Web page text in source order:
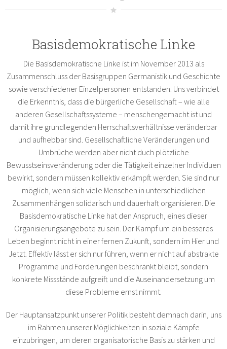
Basisdemokratische Linke
Die Basisdemokratische Linke ist im November 2013 als
Zusammenschluss der Basisgruppen Germanistik und Geschichte
sowie verschiedener Einzelpersonen entstanden. Uns verbindet
die Erkenntnis, dass die bürgerliche Gesellschaft – wie alle
anderen Gesellschaftssysteme – menschengemacht ist und
damit ihre grundlegenden Herrschaftsverhältnisse veränderbar
und aufhebbar sind. Gesellschaftliche Veränderungen und
Umbrüche werden aber nicht duch plötzliche
Bewusstseinsveränderung oder die Tätigkeit einzelner Individuen
bewirkt, sondern müssen kollektiv erkämpft werden. Sie sind nur
möglich, wenn sich viele Menschen in unterschiedlichen
Zusammenhängen solidarisch und dauerhaft organisieren. Die
Basisdemokratische Linke hat den Anspruch, eines dieser
Organisierungsangebote zu sein. Der Kampf um ein besseres
Leben beginnt nicht in einer fernen Zukunft, sondern im Hier und
Jetzt. Effektiv lässt er sich nur führen, wenn er nicht auf abstrakte
Programme und Forderungen beschränkt bleibt, sondern
konkrete Missstände aufgreift und die Auseinandersetzung um
diese Probleme ernst nimmt.
Der Hauptansatzpunkt unserer Politik besteht demnach darin, uns
im Rahmen unserer Möglichkeiten in soziale Kämpfe
einzubringen, um deren organisatorische Basis zu stärken und